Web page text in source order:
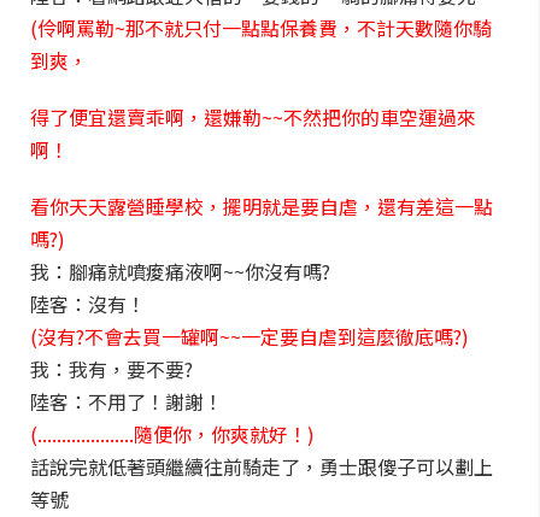
(伶啊罵勒~那不就只付一點點保養費，不計天數隨你騎
到爽，
得了便宜還賣乖啊，還嫌勒~~不然把你的車空運過來
啊！
看你天天露營睡學校，擺明就是要自虐，還有差這一點
嗎?)
我：腳痛就噴痠痛液啊~~你沒有嗎?
陸客：沒有！
(沒有?不會去買一罐啊~~一定要自虐到這麼徹底嗎?)
我：我有，要不要?
陸客：不用了！謝謝！
(....................隨便你，你爽就好！)
話說完就低著頭繼續往前騎走了，勇士跟傻子可以劃上
等號